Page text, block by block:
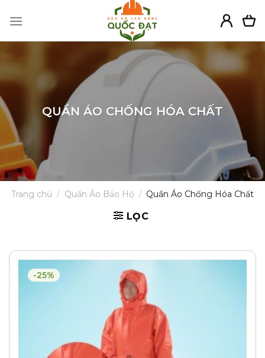
QUẦN ÁO CHỐNG HÓA CHẤT
Trang chủ / Quần Áo Bảo Hộ / Quần Áo Chống Hóa Chất
LỌC
-25%